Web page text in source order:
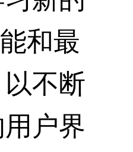
和最
不断
户界